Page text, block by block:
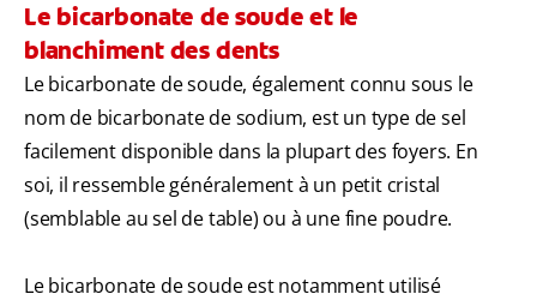
Le bicarbonate de soude et le
blanchiment des dents
Le bicarbonate de soude, également connu sous le
nom de bicarbonate de sodium, est un type de sel
facilement disponible dans la plupart des foyers. En
soi, il ressemble généralement à un petit cristal
(semblable au sel de table) ou à une fine poudre.
Le bicarbonate de soude est notamment utilisé